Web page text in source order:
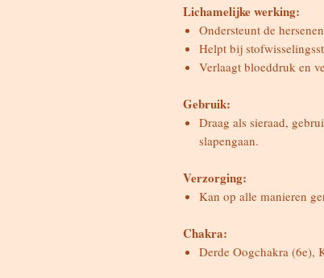
Lichamelijke werking:
Ondersteunt de
Helpt bij
Verlaagt bloeddruk en
Gebruik:
Draag als sieraad,
slapengaan.
Verzorging:
Kan op alle manieren
Chakra:
Derde Oogchakra (6e),